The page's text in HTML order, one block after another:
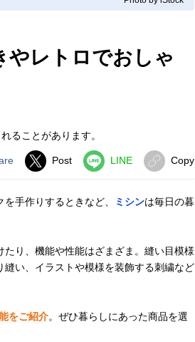
やレトロでおしゃ
ることがあります。
Post LINE Copy
手作りするときなど、 ミシンは毎日の暮
り、機能や性能はざまざま。縫い目模様
い、イラストや模様を装飾する刺繍など
をご紹介。ぜひ暮らしにあった商品を選